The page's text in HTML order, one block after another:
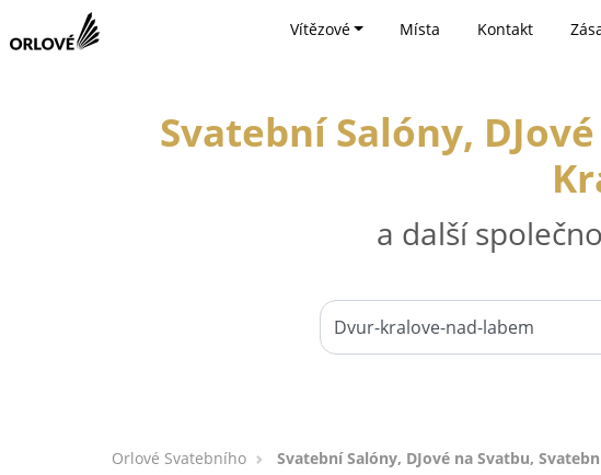
Vítězové Místa Kontakt
Svatební Salóny,
a další
Orlové Svatebního Svatební Salóny, DJové na Svatbu,